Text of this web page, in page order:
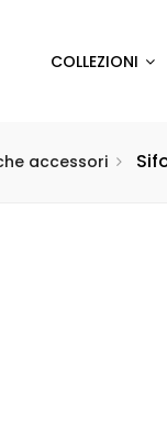
COLLEZIONI
accessori